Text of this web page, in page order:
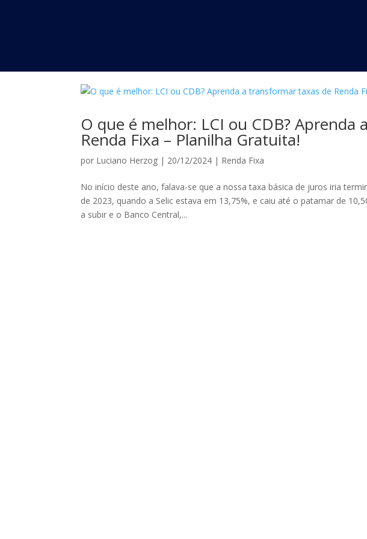
O que é melhor: LCI ou CDB?
Renda Fixa – Planilha Gratuita!
por Luciano Herzog | 20/12/2024 | Renda Fixa
No início deste ano, falava-se que a nossa taxa básica de juros iria
de 2023, quando a Selic estava em 13,75%, e caiu até o patamar de
a subir e o Banco Central,...